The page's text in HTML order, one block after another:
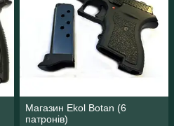
Магазин Ekol Botan (6
патронів)